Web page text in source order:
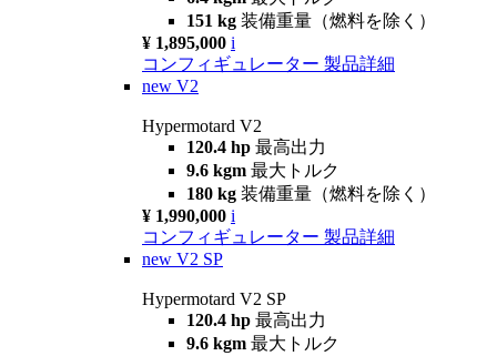
151 kg 装備重量（燃料を除く）
¥ 1,895,000 i
コンフィギュレーター 製品詳細
new V2
Hypermotard V2
120.4 hp 最高出力
9.6 kgm 最大トルク
180 kg 装備重量（燃料を除く）
¥ 1,990,000 i
コンフィギュレーター 製品詳細
new V2 SP
Hypermotard V2 SP
120.4 hp 最高出力
9.6 kgm 最大トルク